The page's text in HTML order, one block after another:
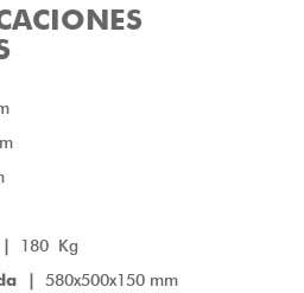
180 Kg
|
580x500x150 mm